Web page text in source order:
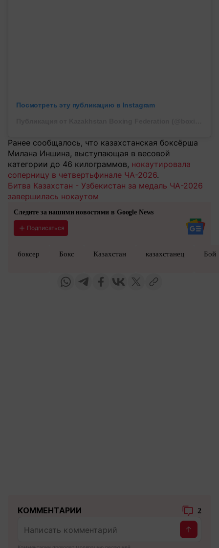
Посмотреть эту публикацию в Instagram
Ранее сообщалось, что казахстанская боксёрша
Милана Иншина, выступающая в весовой
категории до 46 килограммов, нокаутировала
соперницу в четвертьфинале ЧА-2026.
Битва Казахстан - Узбекистан за медаль ЧА-2026
завершилась нокаутом
Следите за нашими новостями в Google News
Подписаться
боксер Бокс Казахстан казахстанец Бой
КОММЕНТАРИИ 2